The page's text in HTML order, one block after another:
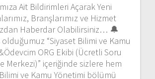
Ait Bildirimleri Açarak Yeni
Branşlarımız ve Hizmet
Haberdar Olabilirsiniz… 🔔
“Siyaset Bilimi ve Kamu
ORG Ekibi (Ücretli Soru
Merkezi)” içeriğinde sizlere hem
ve Kamu Yönetimi bölümü